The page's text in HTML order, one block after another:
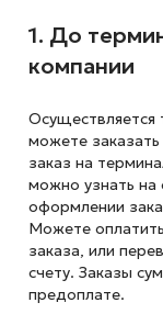
1. До
компании
Осуществляется
можете
заказ на
можно узнать на
оформлении
Можете
заказа, или
счету. Заказы
предоплате.